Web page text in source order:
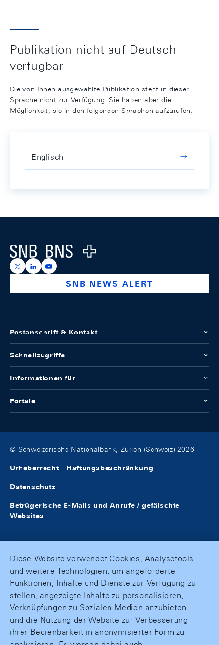
Publikation nicht auf Deutsch
verfügbar
Die von Ihnen ausgewählte Publikation steht in dieser
Sprache nicht zur Verfügung. Sie haben aber die
Möglichkeit, sie in den folgenden Sprachen aufzurufen:
Englisch
Logo
https://x.com/snb_bns
https://ch.linkedin.com/company/swiss-national-
https://www.youtube.com/@swissnationalbank
SNB NEWS ALERT
Postanschrift & Kontakt
Schnellzugriffe
Informationen für
Portale
© Schweizerische Nationalbank, Zürich (Schweiz) 2026
Urheberrecht Haftungsbeschränkung
Datenschutz
Betrügerische E-Mails und Anrufe / gefälschte
Websites
Diese Website verwendet Cookies, Analysetools
und weitere Technologien, um angeforderte
Funktionen, Inhalte und Dienste zur Verfügung zu
stellen, angezeigte Inhalte zu personalisieren,
Verknüpfungen zu Sozialen Medien anzubieten
und die Nutzung der Website zur Verbesserung
ihrer Bedienbarkeit in anonymisierter Form zu